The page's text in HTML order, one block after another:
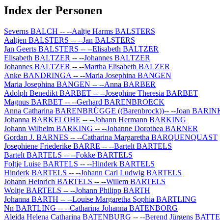
Index der Personen
Severns BALCH -- --Aaltje Harms BALSTERS
Aaltjen BALSTERS -- --Jan BALSTERS
Jan Geerts BALSTERS -- --Elisabeth BALTZER
Elisabeth BALTZER -- --Johannes BALTZER
Johannes BALTZER -- --Martha Elisabeth BALZER
Anke BANDRINGA -- --Maria Josephina BANGEN
Maria Josephina BANGEN -- --Anna BARBER
Adolph Benedikt BARBET -- --Josephine Theresia BARBET
Magnus BARBET -- --Gerhard BARENBROECK
Anna Catharina BARENBRÜGGE ((Barenbrock))-- --Joan
Johanna BARKELOHE -- --Johann Hermann BARKING
Johann Wilhelm BARKING -- --Johanne Dorothea BARNER
Gordan J. BARNES -- --Catharina Margaretha BARQUENQUAST
Josephiene Friederike BARRE -- --Bartelt BARTELS
Bartelt BARTELS -- --Fokke BARTELS
Foltje Luise BARTELS -- --Hinderk BARTELS
Hinderk BARTELS -- --Johann Carl Ludwig BARTELS
Johann Heinrich BARTELS -- --Willem BARTELS
Woltje BARTELS -- --Johann Philipp BARTH
Johanna BARTH -- --Louise Margaretha Sophia BARTLING
Nn BARTLING -- --Catharina Johanna BATENBORG
Aleida Helena Catharina BATENBURG -- --Berend Jürgens